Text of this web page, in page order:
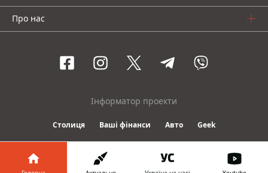
Про нас
Інформатор проекти
Столиця Ваші фінанси Авто Geek
© 2016-2026 Informator